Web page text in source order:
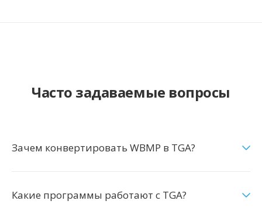
Часто задаваемые вопросы
Зачем конвертировать WBMP в TGA?
Какие программы работают с TGA?